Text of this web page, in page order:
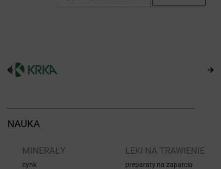
NAUKA
MINERAŁY
cynk
LEKI NA TRAWIENIE
preparaty na zaparcia